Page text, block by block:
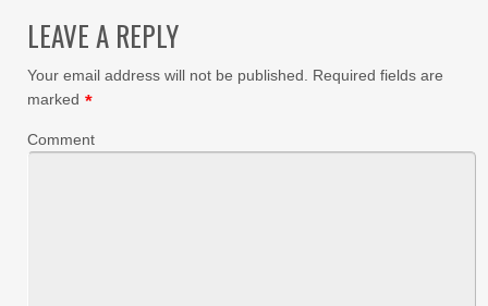
LEAVE A REPLY
Your email address will not be published.
Required fields are
marked *
Comment